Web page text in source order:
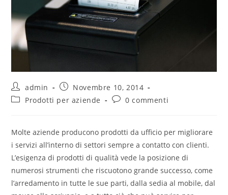
admin
Novembre 10, 2014
Prodotti per aziende
0 commenti
Molte aziende producono prodotti da ufficio per migliorare
i servizi all’interno di settori sempre a contatto con clienti.
L’esigenza di prodotti di qualità vede la posizione di
numerosi strumenti che riscuotono grande successo, come
l’arredamento in tutte le sue parti, dalla sedia al mobile, dal